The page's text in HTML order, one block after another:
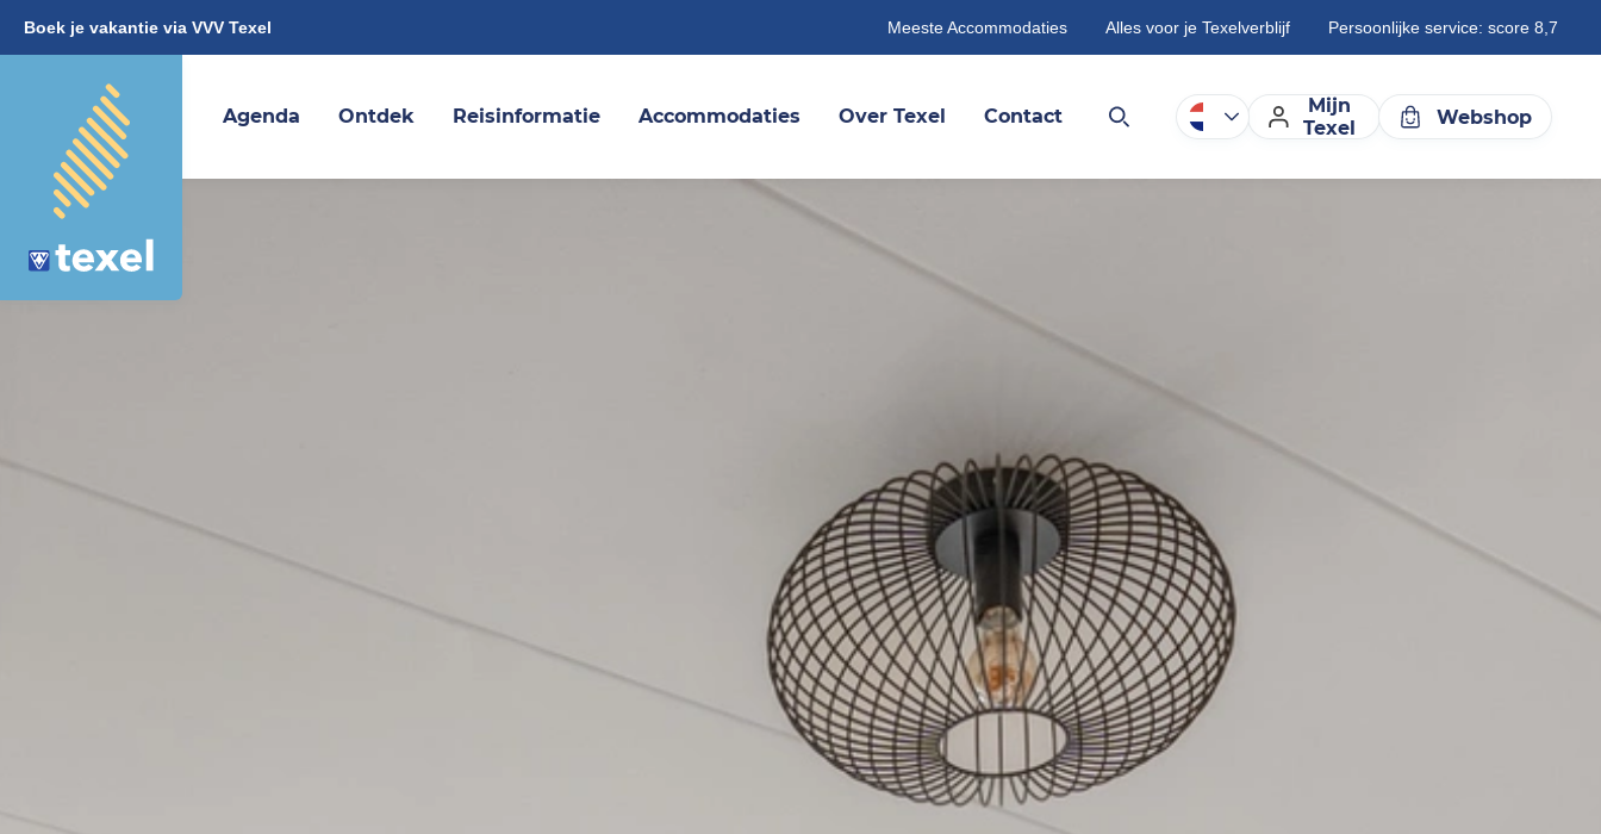
Boek je vakantie via VVV Texel Meeste Accommodaties Alles voor je Texelverblijf Persoonlijke service: score 8,7
Agenda Ontdek Reisinformatie Accommodaties Over Texel Contact
Mijn
Texel
Webshop